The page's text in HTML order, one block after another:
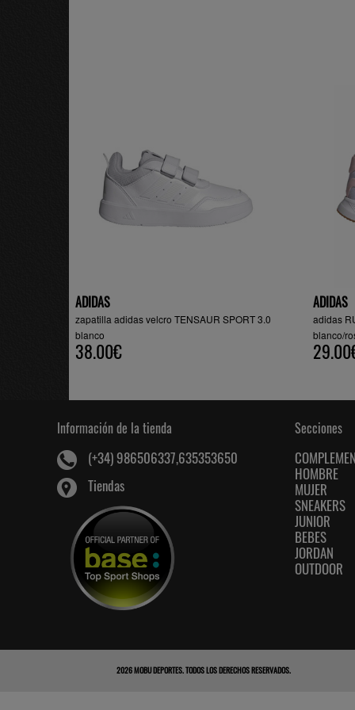
ADIDAS
zapatilla adidas velcro TENSAUR SPORT 3.0
blanco
38.00€
ADIDAS
adidas
blanco/
Información de la tienda
(+34) 986506337,635353650
Tiendas
Secciones
HOMBRE
MUJER
SNEAKERS
JUNIOR
BEBES
JORDAN
OUTDOOR
2026MOBU DEPORTES. TODOS LOS DERECHOS RESERVADOS.